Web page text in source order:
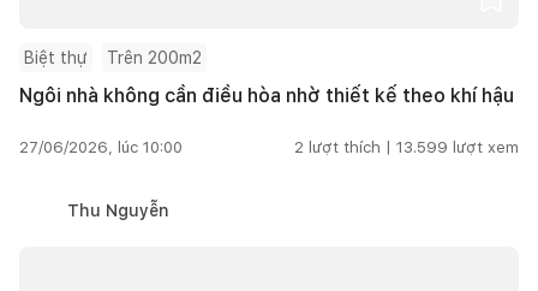
Biệt thự Trên 200m2
Ngôi nhà không cần điều hòa nhờ thiết kế theo khí hậu
27/06/2026, lúc 10:00 2 lượt thích | 13.599 lượt xem
Thu Nguyễn